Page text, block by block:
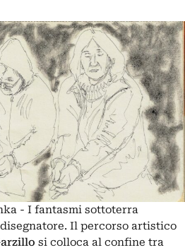
- I fantasmi sottoterra
disegnatore. Il percorso artistico
si colloca al confine tra